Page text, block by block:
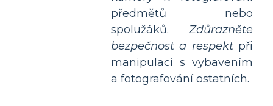
předmětů nebo
spolužáků. Zdůrazněte
bezpečnost a respektpři
manipulaci s vybavením
a fotografování ostatních.